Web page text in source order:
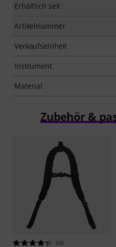
Erhältlich seit
Artikelnummer
Verkaufseinheit
Instrument
Material
Zubehör &
292